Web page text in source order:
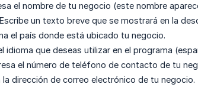
el nombre de tu negocio (este nombre
Escribe un texto breve que se mostrará en la
el país donde está ubicado tu negocio.
idioma que deseas utilizar en el programa
el número de teléfono de contacto de tu
la dirección de correo electrónico de tu negocio.